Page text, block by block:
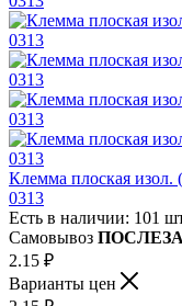
Клемма плоская
0313
Есть в наличии: 101
Самовывоз
2.15 ₽
Варианты цен